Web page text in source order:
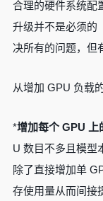
合理的硬件系统配
升级并不是必须的
决所有的问题，但
从增加 GPU 负载
*增加每个 GPU 上
U 数目不多且模型
除了直接增加单
存使用量从而间接